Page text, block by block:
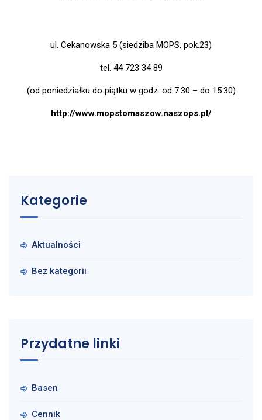
ul. Cekanowska 5 (siedziba MOPS, pok.23)
tel. 44 723 34 89
(od poniedziałku do piątku w godz. od 7:30 – do 15:30)
http://www.mopstomaszow.naszops.pl/
Kategorie
Aktualności
Bez kategorii
Przydatne linki
Basen
Cennik